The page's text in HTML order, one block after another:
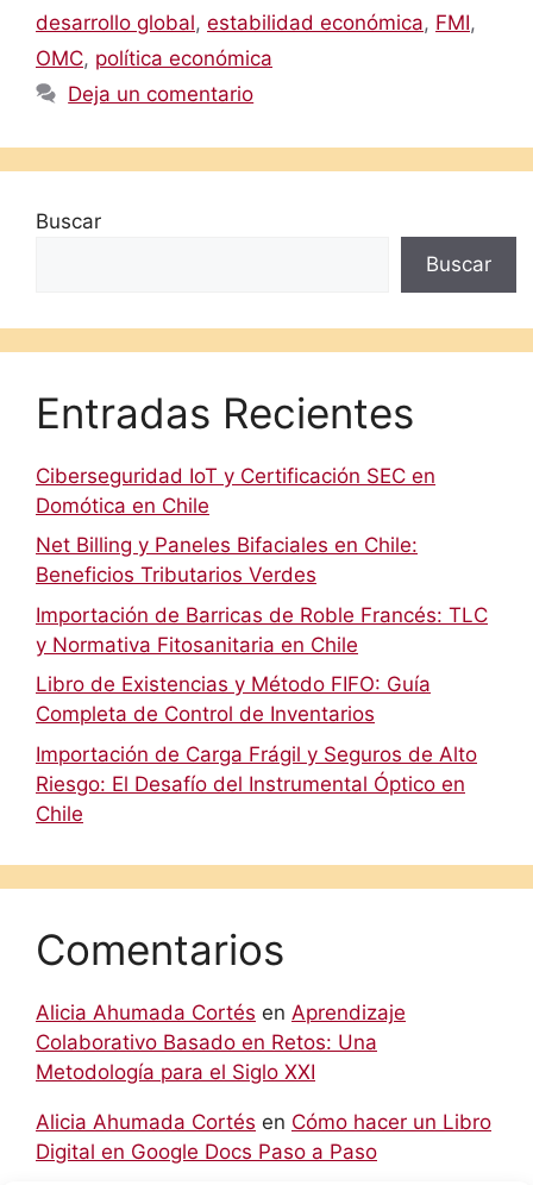
desarrollo global, estabilidad económica, FMI,
OMC, política económica
Deja un comentario
Buscar
Buscar
Entradas Recientes
Ciberseguridad IoT y Certificación SEC en
Domótica en Chile
Net Billing y Paneles Bifaciales en Chile:
Beneficios Tributarios Verdes
Importación de Barricas de Roble Francés: TLC
y Normativa Fitosanitaria en Chile
Libro de Existencias y Método FIFO: Guía
Completa de Control de Inventarios
Importación de Carga Frágil y Seguros de Alto
Riesgo: El Desafío del Instrumental Óptico en
Chile
Comentarios
Alicia Ahumada Cortés en Aprendizaje
Colaborativo Basado en Retos: Una
Metodología para el Siglo XXI
Alicia Ahumada Cortés en Cómo hacer un Libro
Digital en Google Docs Paso a Paso